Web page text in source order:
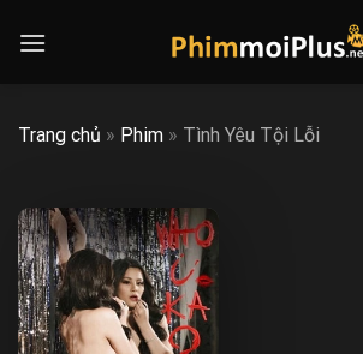
Trang chủ » Phim » Tình Yêu Tội Lỗi